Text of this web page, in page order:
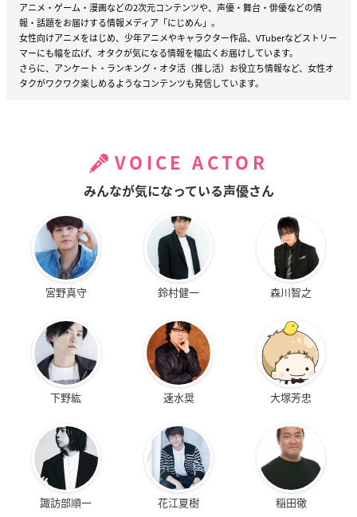
アニメ・ゲーム・漫画などの2次元コンテンツや、声優・舞台・俳優などの情
報・話題をお届けする情報メディア「にじめん」。
女性向けアニメをはじめ、少年アニメやキャラクター作品、VTuberなどストリー
マーにも幅を広げ、オタクが気になる情報を幅広くお届けしています。
さらに、アンケート・ランキング・オタ活（推し活）お役立ち情報など、女性オ
タクがワクワク楽しめるようなコンテンツも発信しています。
VOICE ACTOR
みんなが気になっている声優さん
宮野真守 鈴村健一 森川智之
下野紘 速水奨 大塚芳忠
諏訪部順一 花江夏樹 稲田徹